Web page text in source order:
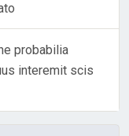
probabilia
interemit scis